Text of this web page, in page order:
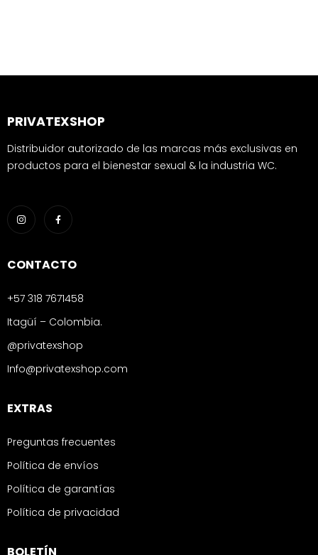
PRIVATEXSHOP
Distribuidor autorizado de las marcas más exclusivas en
productos para el bienestar sexual & la industria WC.
CONTACTO
+57 318 7671458
Itagüí – Colombia.
@privatexshop
Info@privatexshop.com
EXTRAS
Preguntas frecuentes
Política de envíos
Política de garantías
Política de privacidad